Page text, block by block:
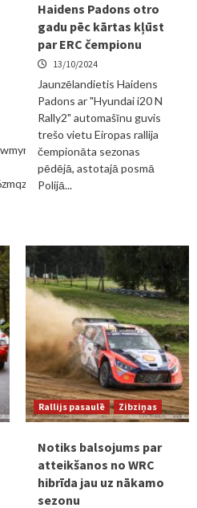
Haidens Padons otro
gadu pēc kārtas kļūst
par ERC čempionu
13/10/2024
Jaunzēlandietis Haidens
Padons ar "Hyundai i20 N
Rally2" automašīnu guvis
trešo vietu Eiropas rallija
čempionāta sezonas
pēdējā, astotajā posmā
Polijā...
Rallijs pasaulē Zibziņas
Notiks balsojums par
atteikšanos no WRC
hibrīda jau uz nākamo
sezonu